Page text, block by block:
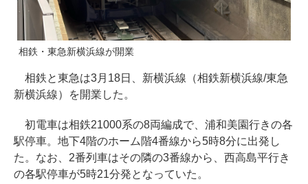
相鉄・東急新横浜線が開業
相鉄と東急は3月18日、新横浜線（相鉄新横浜線/東急
新横浜線）を開業した。
初電車は相鉄21000系の8両編成で、浦和美園行きの各
駅停車。地下4階のホーム階4番線から5時8分に出発し
た。なお、2番列車はその隣の3番線から、西高島平行き
の各駅停車が5時21分発となっていた。